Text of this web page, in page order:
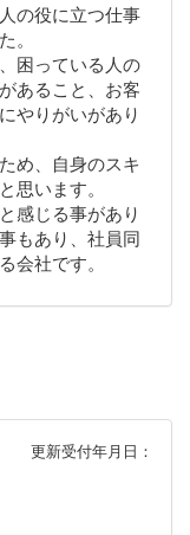
の役に立つ仕事
。
困っている人の
あること、お客
やりがいがあり
め、自身のスキ
思います。
感じる事があり
もあり、社員同
会社です。
更新受付年月日：